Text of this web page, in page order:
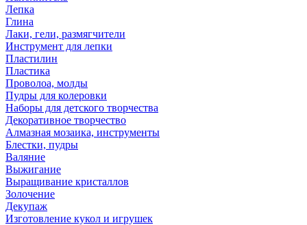
Лепка
Глина
Лаки, гели, размягчители
Инструмент для лепки
Пластилин
Пластика
Проволоа, молды
Пудры для колеровки
Наборы для детского творчества
Декоративное творчество
Алмазная мозаика, инструменты
Блестки, пудры
Валяние
Выжигание
Выращивание кристаллов
Золочение
Декупаж
Изготовление кукол и игрушек